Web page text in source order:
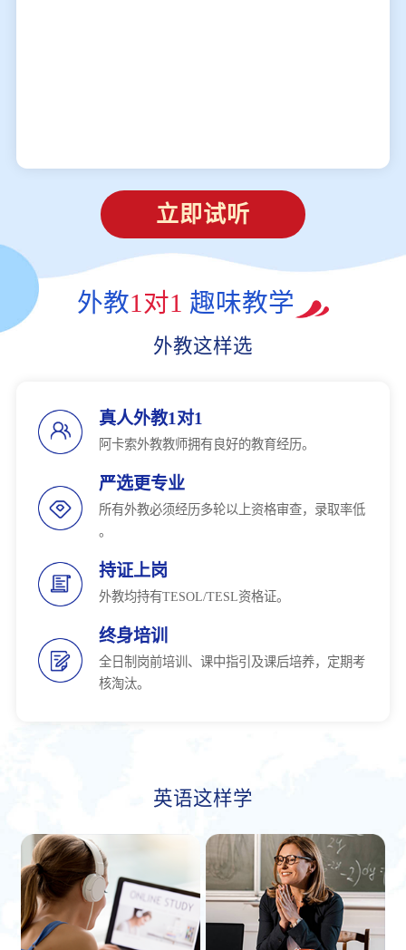
立即试听
外教1对1 趣味教学
外教这样选
真人外教1对1
阿卡索外教教师拥有良好的教育经历。
严选更专业
所有外教必须经历多轮以上资格审查，录取率低
。
持证上岗
外教均持有TESOL/TESL资格证。
终身培训
全日制岗前培训、课中指引及课后培养，定期考
核淘汰。
英语这样学